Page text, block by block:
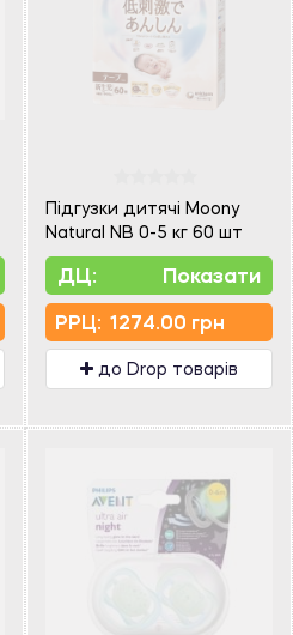
Підгузки дитячі Moony
Natural NB 0-5 кг 60 шт
ДЦ: Показати
PPЦ: 1274.00 грн
до Drop товарів